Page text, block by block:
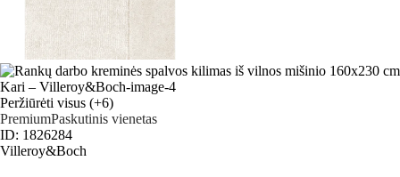
Peržiūrėti visus (+6)
PremiumPaskutinis vienetas
ID: 1826284
Villeroy&Boch